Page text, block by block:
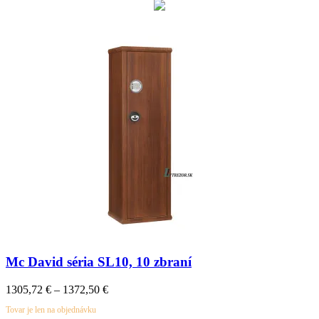
Mc David séria SL10, 10 zbraní
1305,72 € – 1372,50 €Price
Tovar je len na objednávku